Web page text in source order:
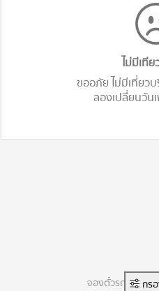
ไม่มีเที
ขออภัย ไม่มีเที่ยว
ลองเปลี่ยนวัน
กร
จองตั๋วรถทัวร์ออ